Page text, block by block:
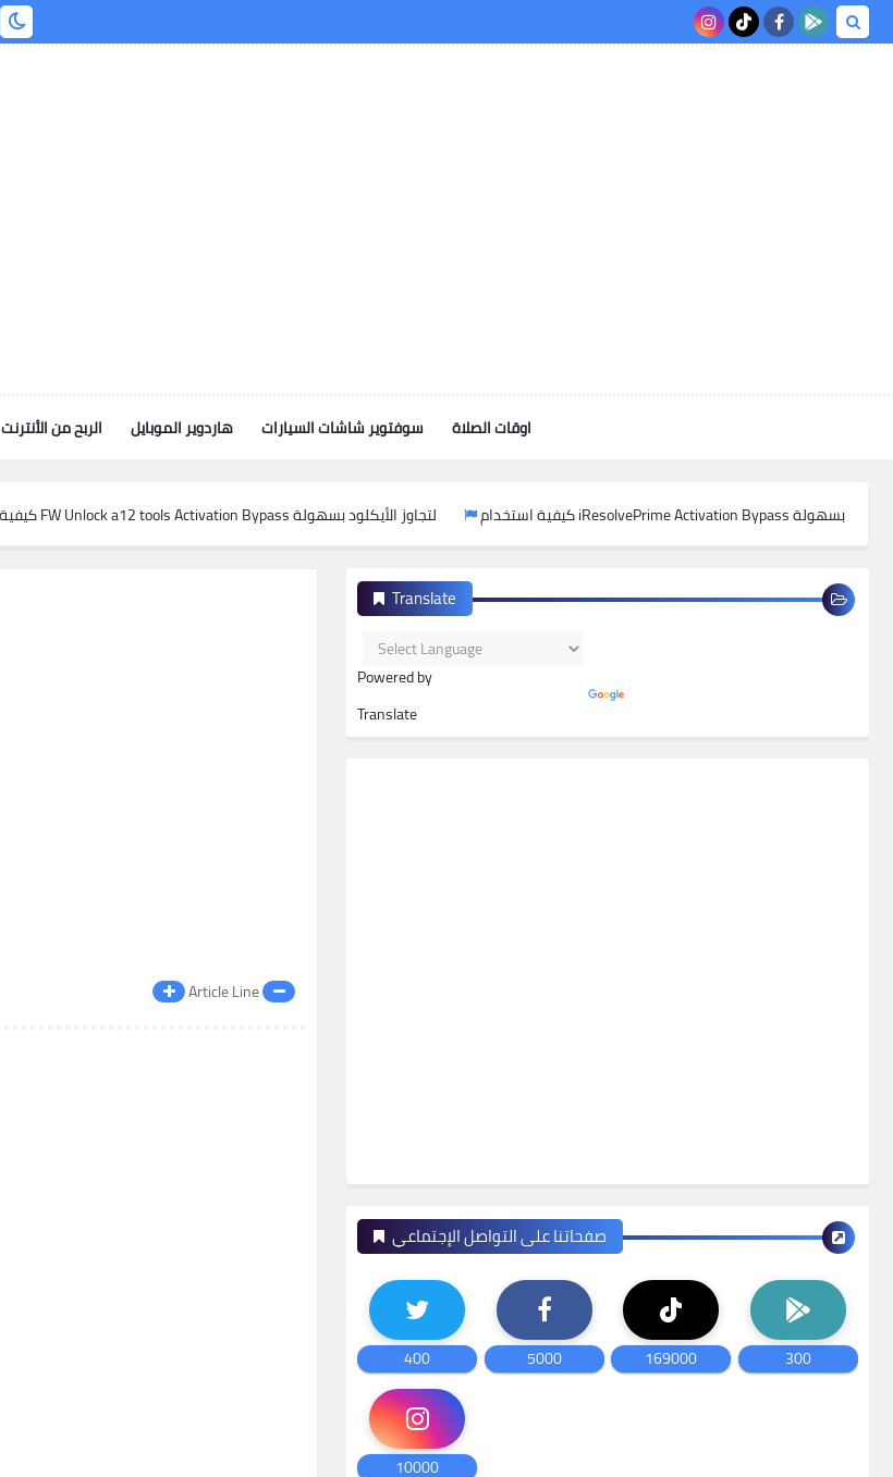
الربح من الأنترنت هاردوير الموبايل سوفتوير شاشات السيارات اوقات الصلاة
كيفية استخدام FW Unlock a12 tools Activation Bypass لتجاوز الأيكلود بسهولة كيفية استخدام iResolvePrime Activation Bypass لتجاوز الأيكلود بسهولة
Article Line
Translate
Powered by
Translate
صفحاتنا على التواصل الإجتماعي
400 5000 169000 300
10000